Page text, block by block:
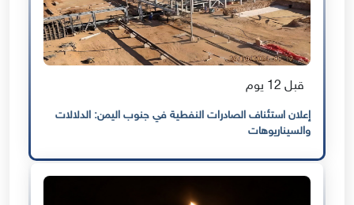
قبل 12 يوم
إعلان استئناف الصادرات النفطية في جنوب اليمن: الدلالات
والسيناريوهات